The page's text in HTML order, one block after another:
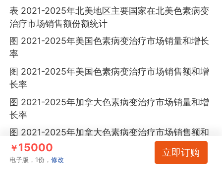
表 2021-2025年北美地区主要国家在北美色素病变
治疗市场销售额份额统计
图 2021-2025年美国色素病变治疗市场销量和增长
率
图 2021-2025年美国色素病变治疗市场销售额和增
长率
图 2021-2025年加拿大色素病变治疗市场销量和增
长率
图 2021-2025年加拿大色素病变治疗市场销售额和
增长率
图 2021-2025年墨西哥色素病变治疗市场销量和增
￥15000
电子版，1份，修改
立即订购